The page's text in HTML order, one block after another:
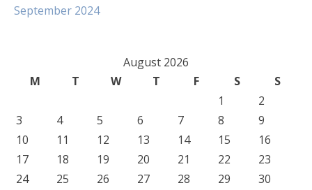
September 2024
August 2026
M
T W T F S
S
1
2
3
4 5 6 7 8
9
10
11 12 13 14 15
16
17
18 19 20 21 22
23
24
25 26 27 28 29
30